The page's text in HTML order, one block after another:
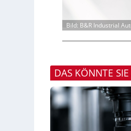
Bild: B&R Industrial
DAS KÖNNTE